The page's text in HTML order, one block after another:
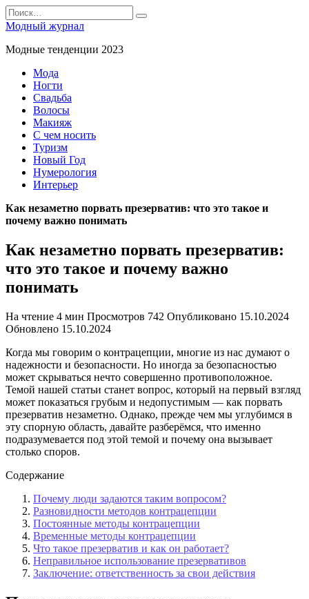
Перейти
к
содержанию
Search
for:
Модный журнал
Модные тенденции 2023
Мода
Ногти
Свадьба
Волосы
Макияж
С чем носить
Туризм
Новый Год
Нумерология
Интерьер
Как незаметно порвать презерватив: что это такое и
почему важно понимать
Как незаметно порвать презерватив:
что это такое и почему важно
понимать
На чтение 4 мин Просмотров 742 Опубликовано 15.10.2024
Обновлено 15.10.2024
Когда мы говорим о контрацепции, многие из нас думают о
надежности и безопасности. Но иногда за безопасностью
может скрываться нечто совершенно противоположное.
Темой нашей статьи станет вопрос, который на первый взгляд
может показаться грубым и недопустимым — как порвать
презерватив незаметно. Однако, прежде чем мы углубимся в
эту спорную область, давайте разберёмся, что именно
подразумевается под этой темой и почему она вызывает
столько споров.
Содержание
Почему люди задаются таким вопросом?
Разновидности методов контрацепции
Постоянные методы контрацепции
Временные методы контрацепции
Что такое презерватив и как он работает?
Неправильное использование презервативов
Заключение: ответственность за свои действия